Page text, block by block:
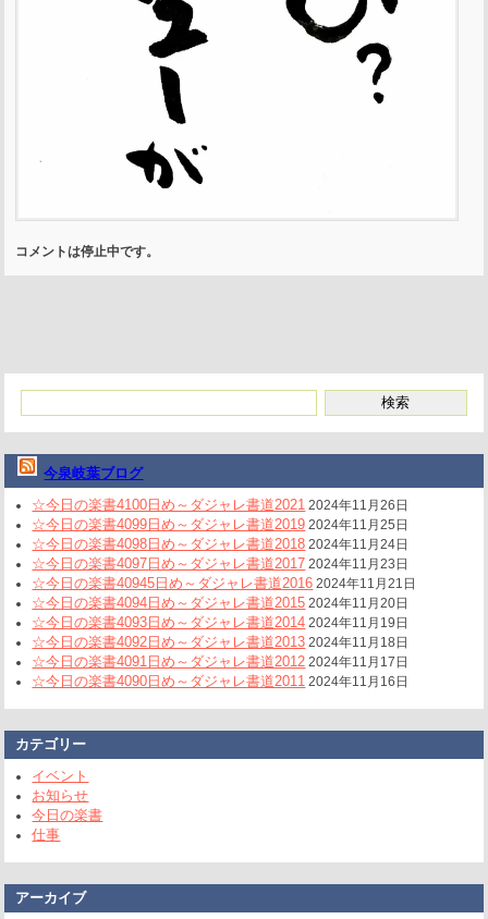
コメントは停止中です。
今泉岐葉ブログ
☆今日の楽書4100日め～ダジャレ書道2021 2024年11月26日
☆今日の楽書4099日め～ダジャレ書道2019 2024年11月25日
☆今日の楽書4098日め～ダジャレ書道2018 2024年11月24日
☆今日の楽書4097日め～ダジャレ書道2017 2024年11月23日
☆今日の楽書40945日め～ダジャレ書道2016 2024年11月21日
☆今日の楽書4094日め～ダジャレ書道2015 2024年11月20日
☆今日の楽書4093日め～ダジャレ書道2014 2024年11月19日
☆今日の楽書4092日め～ダジャレ書道2013 2024年11月18日
☆今日の楽書4091日め～ダジャレ書道2012 2024年11月17日
☆今日の楽書4090日め～ダジャレ書道2011 2024年11月16日
カテゴリー
イベント
お知らせ
今日の楽書
仕事
アーカイブ